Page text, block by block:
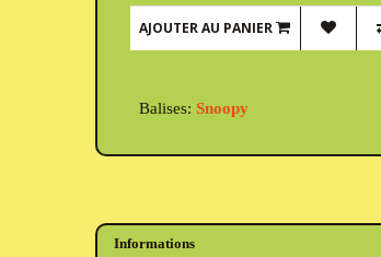
AJOUTER AU PANIER
Balises: Snoopy
Informations